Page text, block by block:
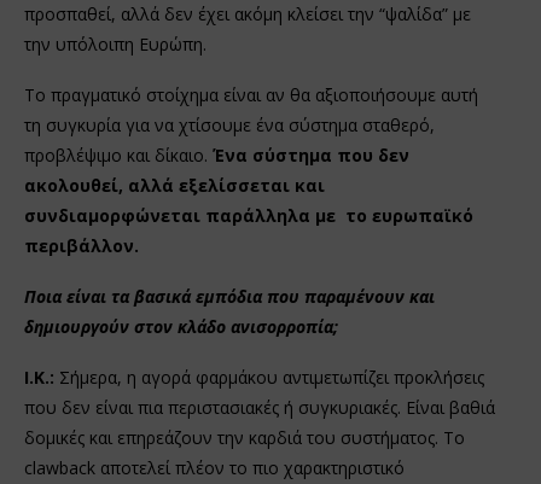
προσπαθεί, αλλά δεν έχει ακόμη κλείσει την “ψαλίδα” με
την υπόλοιπη Ευρώπη.
Το πραγματικό στοίχημα είναι αν θα αξιοποιήσουμε αυτή
τη συγκυρία για να χτίσουμε ένα σύστημα σταθερό,
προβλέψιμο και δίκαιο. Ένα σύστημα που δεν
ακολουθεί, αλλά εξελίσσεται και
συνδιαμορφώνεται παράλληλα με το ευρωπαϊκό
περιβάλλον.
Ποια είναι τα βασικά εμπόδια που παραμένουν και
δημιουργούν στον κλάδο ανισορροπία;
Ι.Κ.: Σήμερα, η αγορά φαρμάκου αντιμετωπίζει προκλήσεις
που δεν είναι πια περιστασιακές ή συγκυριακές. Είναι βαθιά
δομικές και επηρεάζουν την καρδιά του συστήματος. Το
clawback αποτελεί πλέον το πιο χαρακτηριστικό